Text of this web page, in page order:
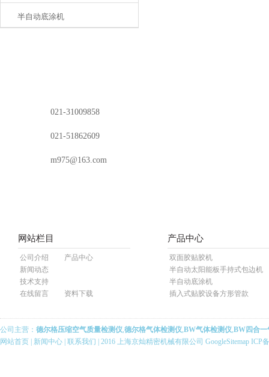
半自动底涂机
021-31009858
021-51862609
m975@163.com
网站栏目
公司介绍
产品中心
新闻动态
技术支持
在线留言
资料下载
产品中心
双面胶贴胶机
半自动太阳能板手持式包边机
半自动底涂机
插入式贴胶设备方形管款
公司主营： 德尔格压缩空气质量检测仪,德尔格气体检测仪,BW气体检测仪,BW四合一
网站首页
新闻中心 联系我们 | 2016 上海京灿精密机械有限公司 GoogleSitemap ICP